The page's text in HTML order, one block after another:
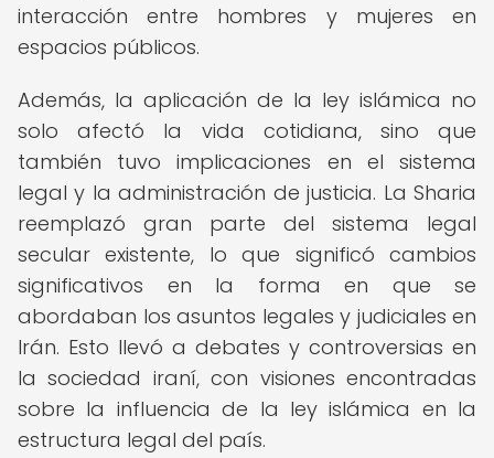
interacción entre hombres y mujeres en
espacios públicos.
Además, la aplicación de la ley islámica no
solo afectó la vida cotidiana, sino que
también tuvo implicaciones en el sistema
legal y la administración de justicia. La Sharia
reemplazó gran parte del sistema legal
secular existente, lo que significó cambios
significativos en la forma en que se
abordaban los asuntos legales y judiciales en
Irán. Esto llevó a debates y controversias en
la sociedad iraní, con visiones encontradas
sobre la influencia de la ley islámica en la
estructura legal del país.